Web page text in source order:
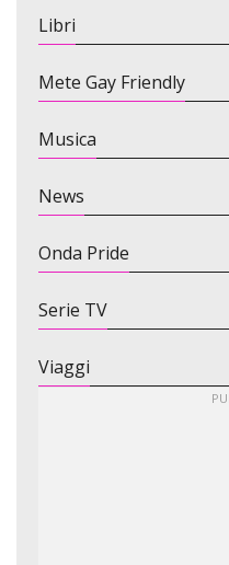
Libri
Mete Gay Friendly
Musica
News
Onda Pride
Serie TV
Viaggi